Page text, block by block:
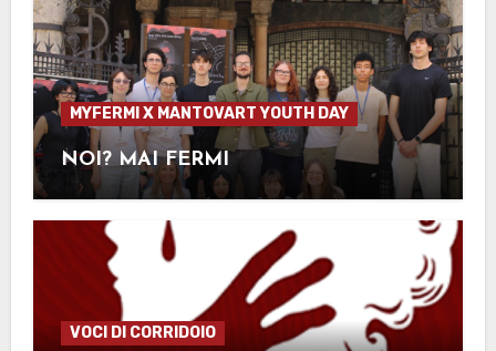
MYFERMI X MANTOVART YOUTH DAY
NOI? MAI FERMI
VOCI DI CORRIDOIO